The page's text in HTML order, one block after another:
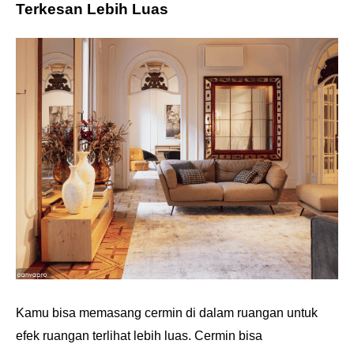
Terkesan Lebih Luas
Kamu bisa memasang cermin di dalam ruangan untuk
efek ruangan terlihat lebih luas. Cermin bisa